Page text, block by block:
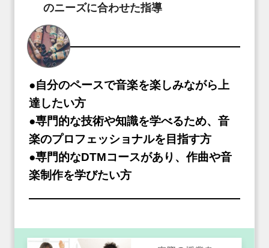
のニーズに合わせた指導
●自分のペースで音楽を楽しみながら上
達したい方
●専門的な技術や知識を学べるため、音
楽のプロフェッショナルを目指す方
●専門的なDTMコースがあり、作曲や音
楽制作を学びたい方